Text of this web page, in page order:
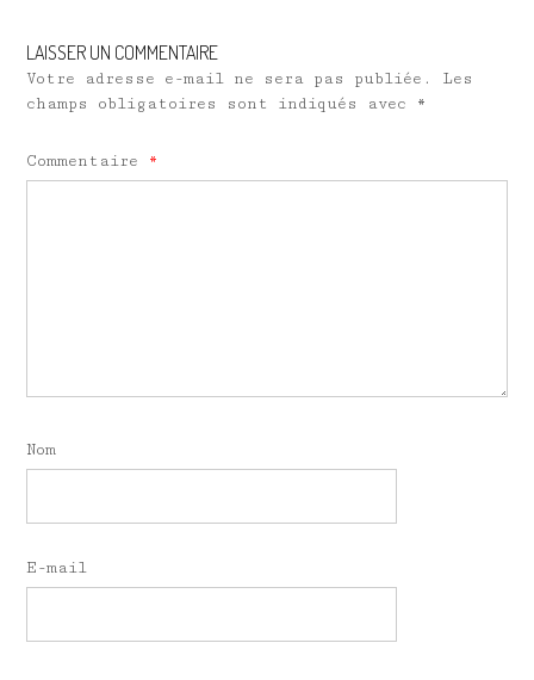
LAISSER UN COMMENTAIRE
Votre adresse e-mail ne sera pas publiée.
Les
champs obligatoires sont indiqués avec
*
Commentaire *
Nom
E-mail